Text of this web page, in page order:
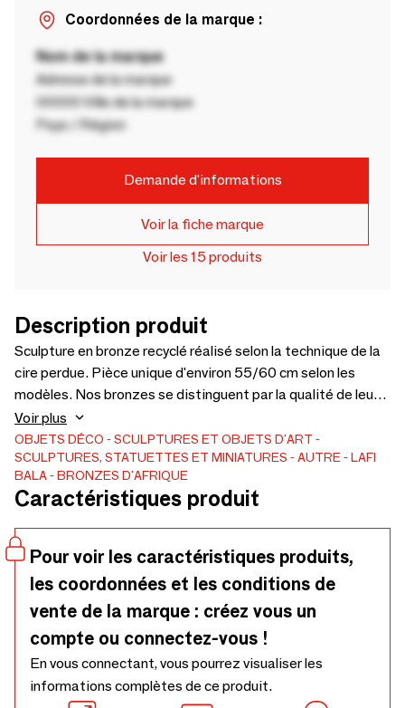
Coordonnées de la marque :
Nom de la marque
Adresse de la marque
00000 Ville de la marque
Pays / Région
Demande d'informations
Voir la fiche marque
Voir les 15 produits
Description produit
Sculpture en bronze recyclé réalisé selon la technique de la
cire perdue. Pièce unique d'environ 55/60 cm selon les
modèles. Nos bronzes se distinguent par la qualité de leur
finition et des valeurs humaines qu'ils incarnent
Voir plus
OBJETS DÉCO
SCULPTURES ET OBJETS D'ART
SCULPTURES, STATUETTES ET MINIATURES
AUTRE
LAFI
BALA - BRONZES D'AFRIQUE
Caractéristiques produit
Pour voir les caractéristiques produits,
les coordonnées et les conditions de
vente de la marque : créez vous un
compte ou connectez-vous !
En vous connectant, vous pourrez visualiser les
informations complètes de ce produit.